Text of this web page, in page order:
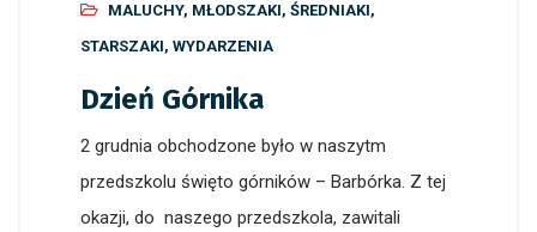
MALUCHY, MŁODSZAKI, ŚREDNIAKI,
STARSZAKI, WYDARZENIA
Dzień Górnika
2 grudnia obchodzone było w naszytm
przedszkolu święto górników – Barbórka. Z tej
okazji, do naszego przedszkola, zawitali